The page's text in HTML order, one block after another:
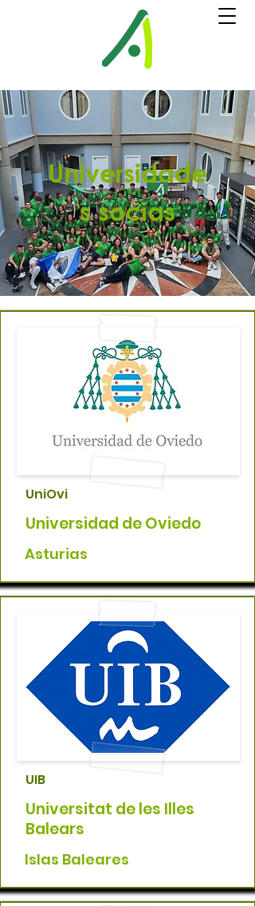
Universidade
s socias
UniOvi
Universidad de Oviedo
Asturias
UIB
Universitat de les Illes
Balears
Islas Baleares